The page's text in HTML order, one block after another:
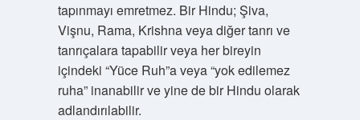
tapınmayı emretmez. Bir Hindu; Şiva,
Vişnu, Rama, Krishna veya diğer tanrı ve
tanrıçalara tapabilir veya her bireyin
içindeki “Yüce Ruh”a veya “yok edilemez
ruha” inanabilir ve yine de bir Hindu olarak
adlandırılabilir.